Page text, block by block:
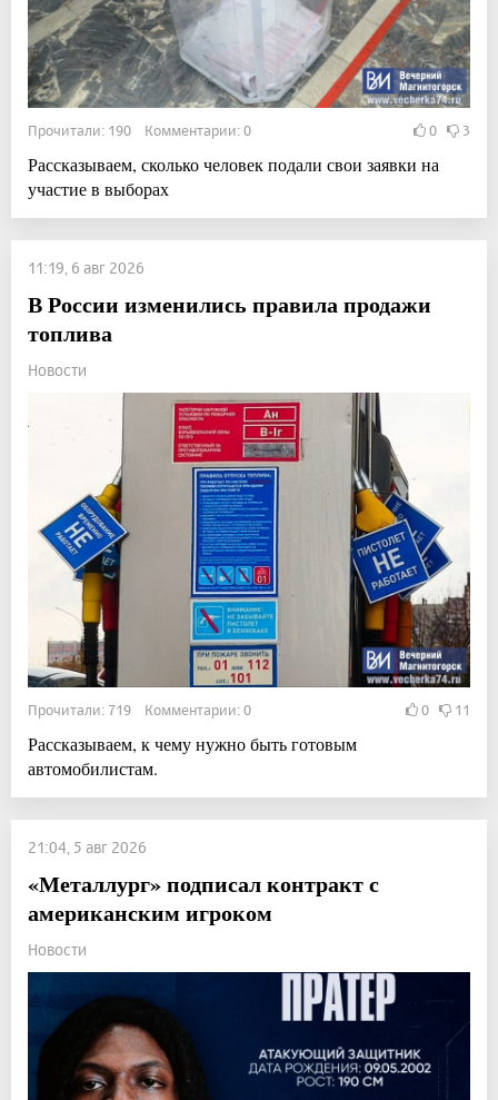
Прочитали: 190 Комментарии: 0 0 3
Рассказываем, сколько человек подали свои заявки на
участие в выборах
11:19, 6 авг 2026
В России изменились правила продажи
топлива
Новости
Прочитали: 719 Комментарии: 0 0 11
Рассказываем, к чему нужно быть готовым
автомобилистам.
21:04, 5 авг 2026
«Металлург» подписал контракт с
американским игроком
Новости